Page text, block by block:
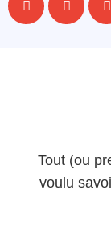
Tout (ou
voulu